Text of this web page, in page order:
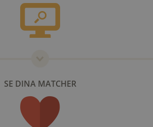
SE DINA MATCHER